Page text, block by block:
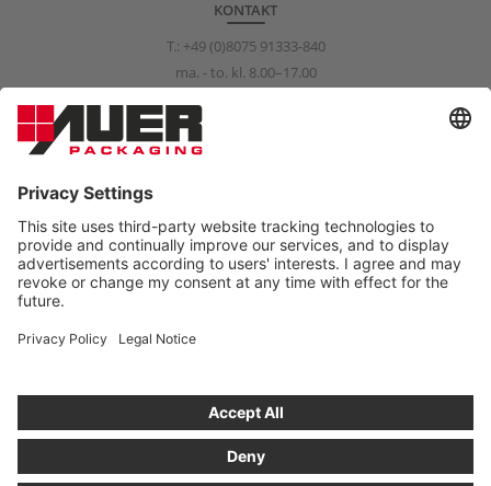
KONTAKT
T.: +49 (0)8075 91333-840
ma. - to. kl. 8.00–17.00
info@auer-packaging.com
Du kjøper nå som bedriftskunde. I butikken for privatkunder er alle
priser inkl. mva, og den lovbestemte angreretten på 14 dager